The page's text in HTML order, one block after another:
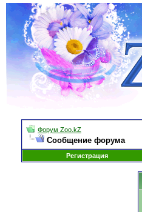
Форум Zoo.kZ
Сообщение форума
Регистрация